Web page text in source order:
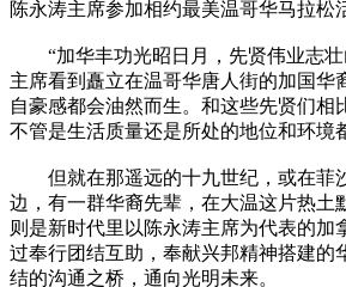
陈永涛主席参加相约最美温哥华马拉松
“加华丰功光昭日月，先贤伟业志壮
主席看到矗立在温哥华唐人街的加国华
自豪感都会油然而生。和这些先贤们相
不管是生活质量还是所处的地位和环境
但就在那遥远的十九世纪，或在菲
边，有一群华裔先辈，在大温这片热土
则是新时代里以陈永涛主席为代表的加
过奉行团结互助，奉献兴邦精神搭建的
结的沟通之桥，通向光明未来。